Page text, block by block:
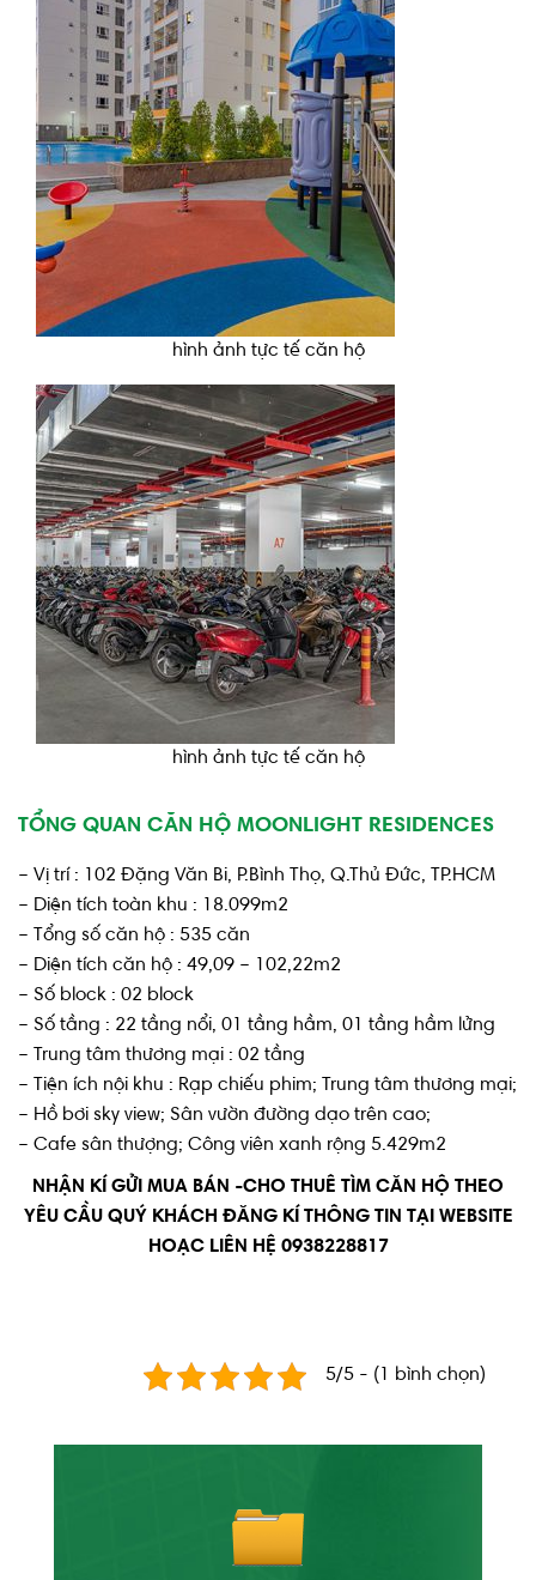
hình ảnh tực tế căn hộ
hình ảnh tực tế căn hộ
TỔNG QUAN CĂN HỘ MOONLIGHT RESIDENCES
– Vị trí : 102 Đặng Văn Bi, P.Bình Thọ, Q.Thủ Đức, TP.HCM
– Diện tích toàn khu : 18.099m2
– Tổng số căn hộ : 535 căn
– Diện tích căn hộ : 49,09 – 102,22m2
– Số block : 02 block
– Số tầng : 22 tầng nổi, 01 tầng hầm, 01 tầng hầm lửng
– Trung tâm thương mại : 02 tầng
– Tiện ích nội khu : Rạp chiếu phim; Trung tâm thương mại;
– Hồ bơi sky view; Sân vườn đường dạo trên cao;
– Cafe sân thượng; Công viên xanh rộng 5.429m2
NHẬN KÍ GỬI MUA BÁN -CHO THUÊ TÌM CĂN HỘ THEO
YÊU CẦU QUÝ KHÁCH ĐĂNG KÍ THÔNG TIN TẠI WEBSITE
HOẠC LIÊN HỆ 0938228817
5/5 - (1 bình chọn)